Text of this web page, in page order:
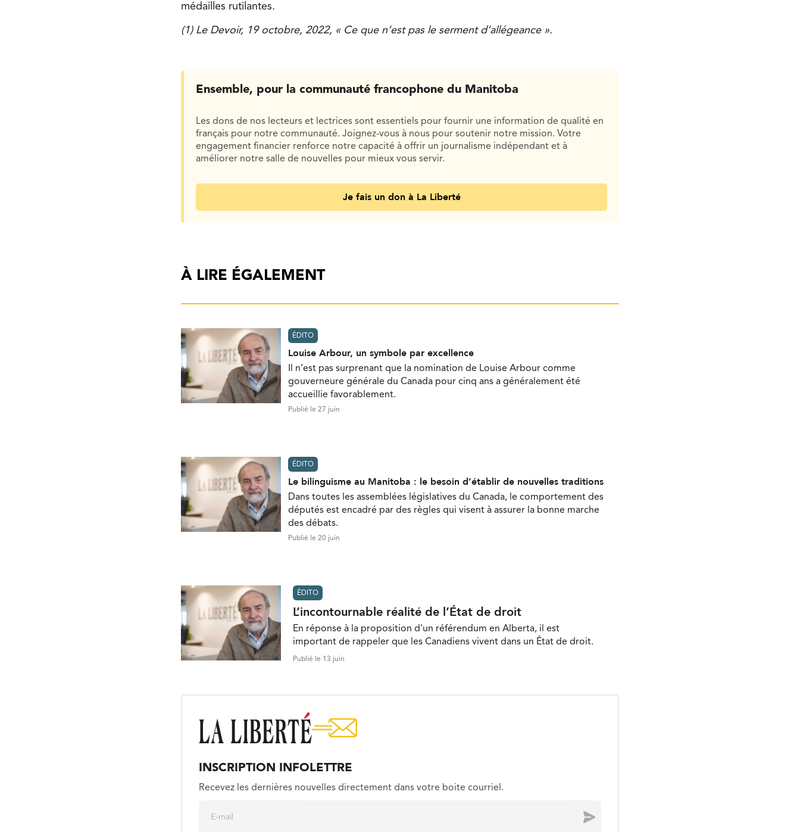
médailles rutilantes.
(1) Le Devoir, 19 octobre, 2022, « Ce que n’est pas le serment d’allégeance ».
Ensemble, pour la communauté francophone du Manitoba
Les dons de nos lecteurs et lectrices sont essentiels pour fournir une information de qualité en
français pour notre communauté. Joignez-vous à nous pour soutenir notre mission. Votre
engagement financier renforce notre capacité à offrir un journalisme indépendant et à
améliorer notre salle de nouvelles pour mieux vous servir.
Je fais un don à La Liberté
À LIRE ÉGALEMENT
ÉDITO
Louise Arbour, un symbole par excellence
Il n’est pas surprenant que la nomination de Louise Arbour comme
gouverneure générale du Canada pour cinq ans a généralement été
accueillie favorablement.
Publié le 27 juin
ÉDITO
Le bilinguisme au Manitoba : le besoin d’établir de nouvelles traditions
Dans toutes les assemblées législatives du Canada, le comportement des
députés est encadré par des règles qui visent à assurer la bonne marche
des débats.
Publié le 20 juin
ÉDITO
L’incontournable réalité de l’État de droit
En réponse à la proposition d'un référendum en Alberta, il est
important de rappeler que les Canadiens vivent dans un État de droit.
Publié le 13 juin
INSCRIPTION INFOLETTRE
Recevez les dernières nouvelles directement dans votre boite courriel.
Envoyer